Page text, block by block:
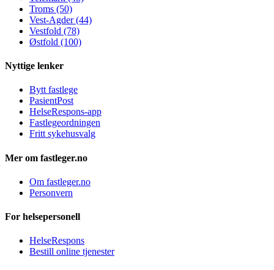
Troms (50)
Vest-Agder (44)
Vestfold (78)
Østfold (100)
Nyttige lenker
Bytt fastlege
PasientPost
HelseRespons-app
Fastlegeordningen
Fritt sykehusvalg
Mer om fastleger.no
Om fastleger.no
Personvern
For helsepersonell
HelseRespons
Bestill online tjenester